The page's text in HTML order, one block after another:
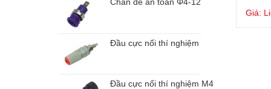
Giá:
Chân đế an toàn Φ4-12
Đầu cực nối thí nghiệm
Đầu cực nối thí nghiệm M4